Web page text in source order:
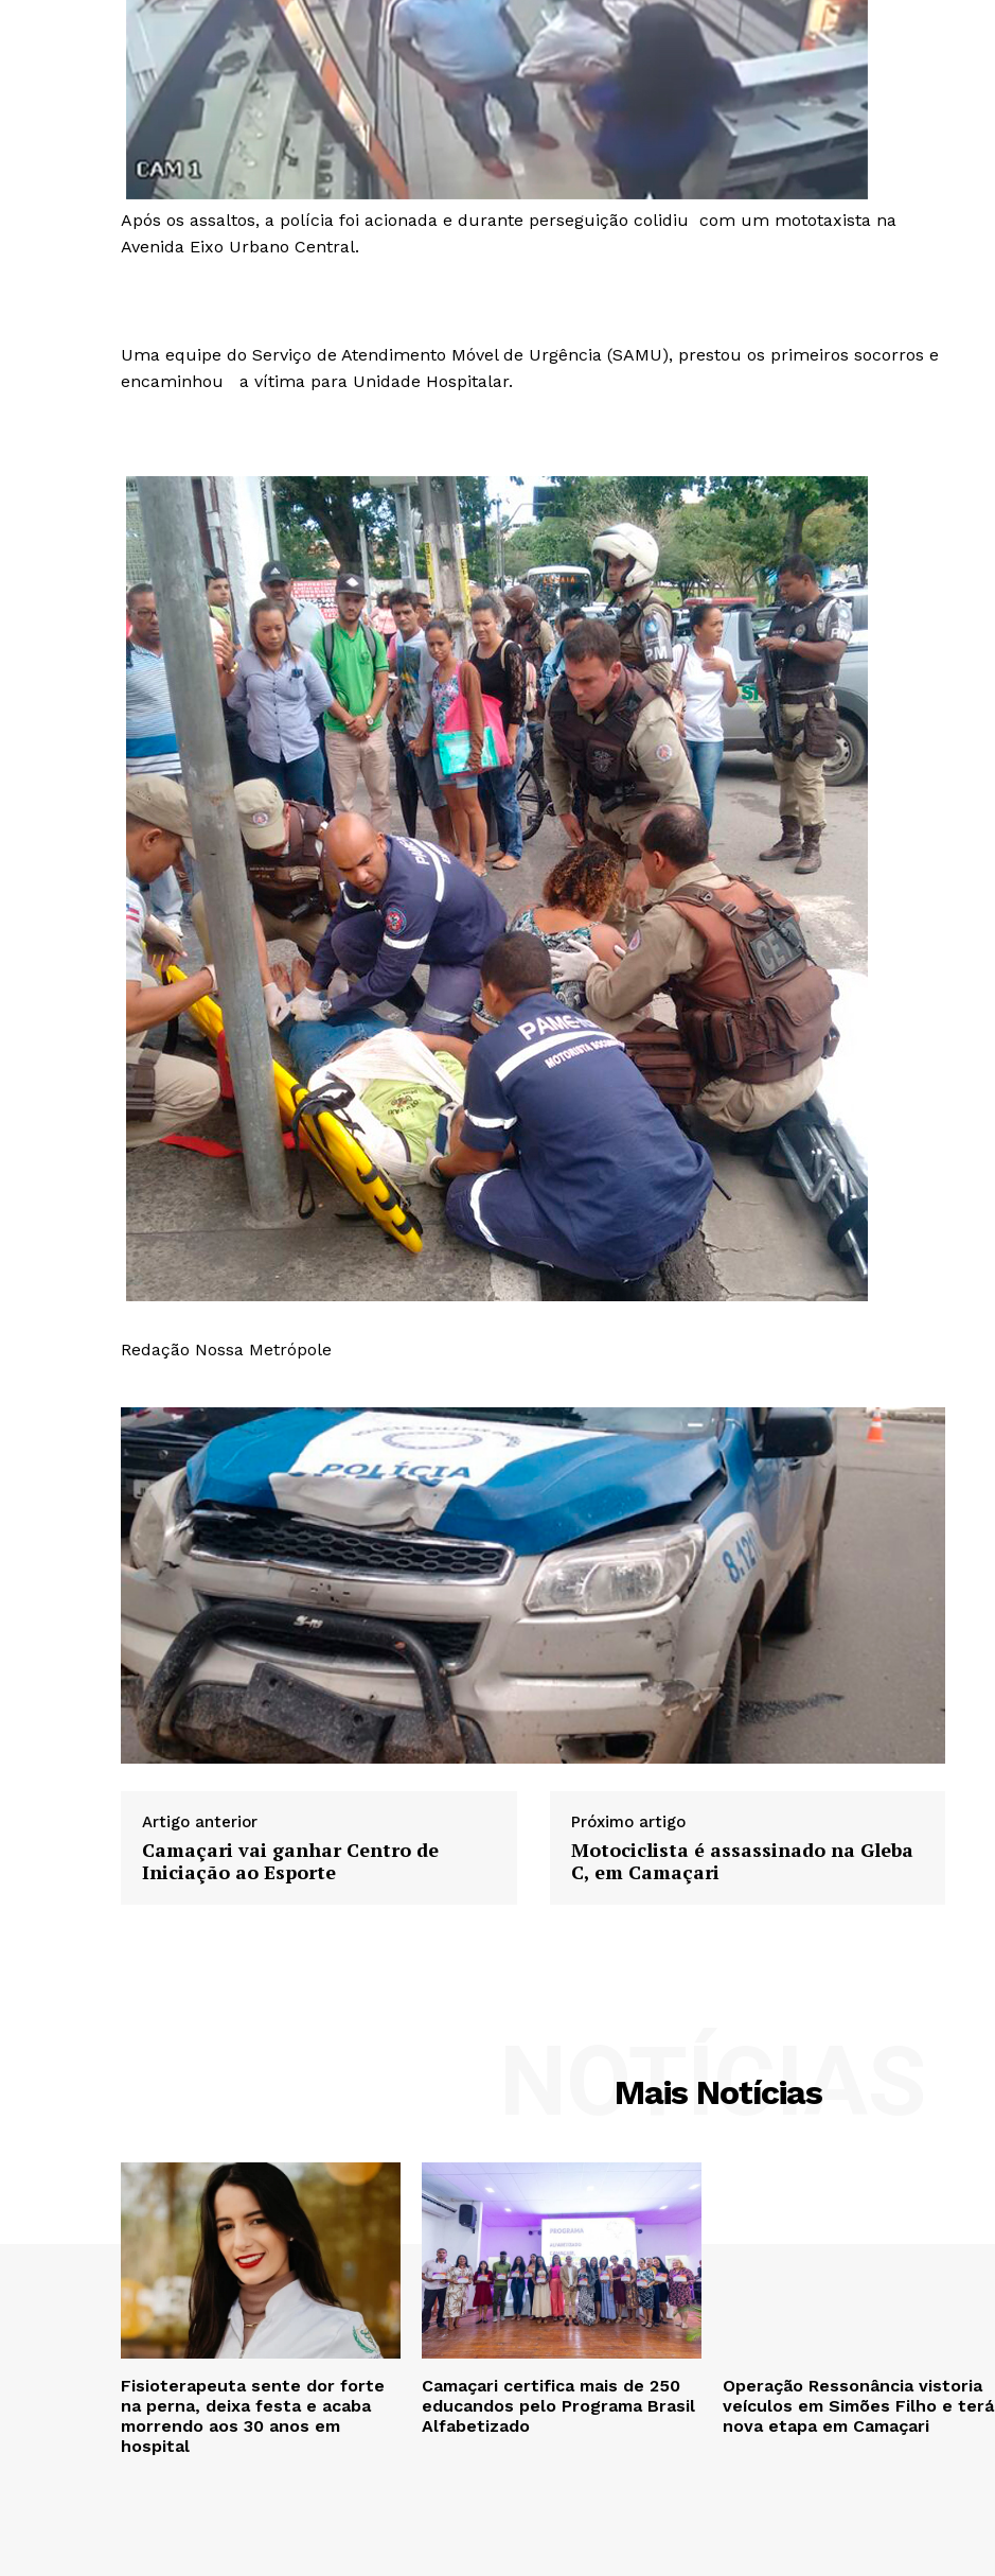
Após os assaltos, a polícia foi acionada e durante perseguição colidiu com um mototaxista na
Avenida Eixo Urbano Central.
Uma equipe do Serviço de Atendimento Móvel de Urgência (SAMU), prestou os primeiros socorros e
encaminhou a vítima para Unidade Hospitalar.
Redação Nossa Metrópole
Artigo anterior
Camaçari vai ganhar Centro de
Iniciação ao Esporte
Próximo artigo
Motociclista é assassinado na Gleba
C, em Camaçari
Mais Notícias
NOTÍCIAS
Fisioterapeuta sente dor forte
na perna, deixa festa e acaba
morrendo aos 30 anos em
hospital
Camaçari certifica mais de 250
educandos pelo Programa Brasil
Alfabetizado
Operação Ressonância vistoria
veículos em Simões Filho e terá
nova etapa em Camaçari